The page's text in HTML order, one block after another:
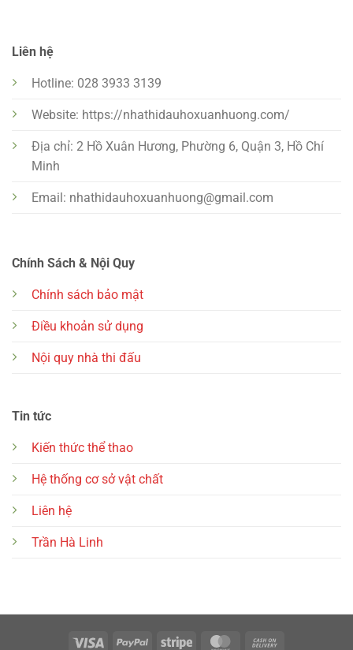
Chính Sách & Nội Quy
Chính sách bảo mật
Điều khoản sử dụng
Nội quy nhà thi đấu
Tin tức
Kiến thức thể thao
Hệ thống cơ sở vật chất
Liên hệ
Trần Hà Linh
Liên hệ
Hotline: 028 3933 3139
Website: https://nhathidauhoxuanhuong.com/
Địa chỉ: 2 Hồ Xuân Hương, Phường 6, Quận 3, Hồ Chí
Minh
Email: nhathidauhoxuanhuong@gmail.com